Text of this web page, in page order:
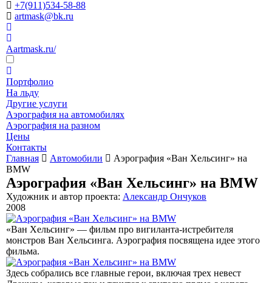
+7(911)534-58-88
artmask@bk.ru
Aartmask.ru/
Портфолио
На льду
Другие услуги
Аэрография на автомобилях
Аэрография на разном
Цены
Контакты
Главная
Автомобили
Аэрография «Ван Хельсинг» на
BMW
Аэрография «Ван Хельсинг» на BMW
Художник и автор проекта: Александр Ончуков
2008
«Ван Хельсинг» — фильм про вигиланта-истребителя
монстров Ван Хельсинга. Аэрография посвящена идее этого
фильма.
Здесь собрались все главные герои, включая трех невест